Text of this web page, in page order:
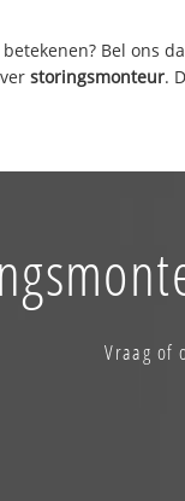
Bel ons
storingsmonteur.
Vraag of